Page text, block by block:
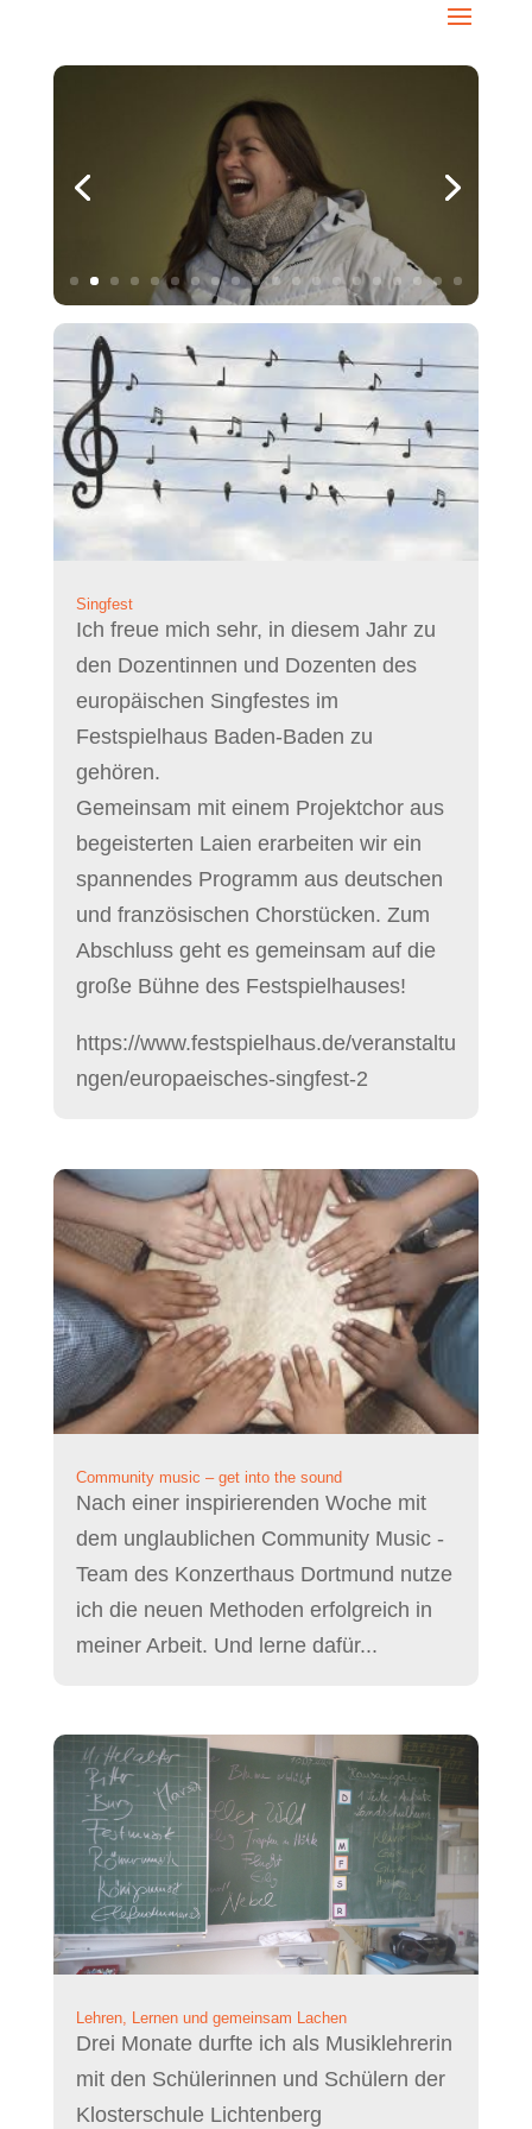
Singfest
Ich freue mich sehr, in diesem Jahr zu
den Dozentinnen und Dozenten des
europäischen Singfestes im
Festspielhaus Baden-Baden zu
gehören.
Gemeinsam mit einem Projektchor aus
begeisterten Laien erarbeiten wir ein
spannendes Programm aus deutschen
und französischen Chorstücken. Zum
Abschluss geht es gemeinsam auf die
große Bühne des Festspielhauses!
https://www.festspielhaus.de/veranstaltu
ngen/europaeisches-singfest-2
Community music – get into the sound
Nach einer inspirierenden Woche mit
dem unglaublichen Community Music -
Team des Konzerthaus Dortmund nutze
ich die neuen Methoden erfolgreich in
meiner Arbeit. Und lerne dafür...
Lehren, Lernen und gemeinsam Lachen
Drei Monate durfte ich als Musiklehrerin
mit den Schülerinnen und Schülern der
Klosterschule Lichtenberg